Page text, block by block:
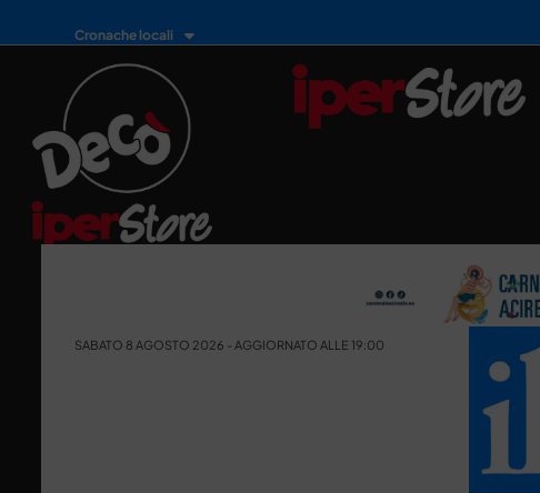
Cronache locali
SABATO 8 AGOSTO 2026 - AGGIORNATO ALLE 19:00